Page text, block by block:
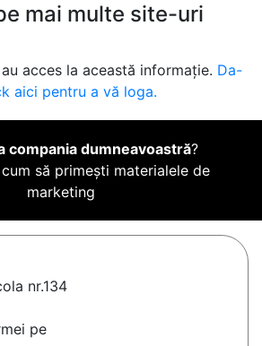
mai multe site-uri
acces la această informație. Da-
aici pentru a vă loga.
compania dumneavoastră?
să primești materialele de
marketing
nr.134
pe